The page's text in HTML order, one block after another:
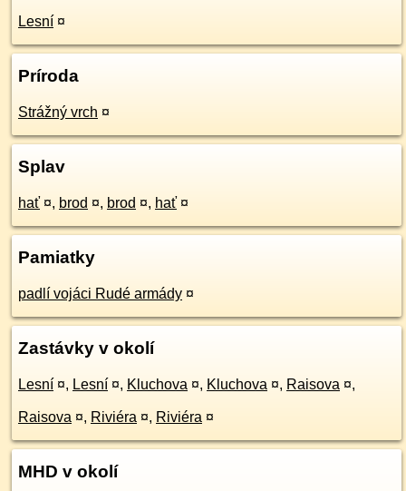
Lesní ¤
Príroda
Strážný vrch ¤
Splav
hať ¤, brod ¤, brod ¤, hať ¤
Pamiatky
padlí vojáci Rudé armády ¤
Zastávky v okolí
Lesní ¤, Lesní ¤, Kluchova ¤, Kluchova ¤, Raisova ¤,
Raisova ¤, Riviéra ¤, Riviéra ¤
MHD v okolí